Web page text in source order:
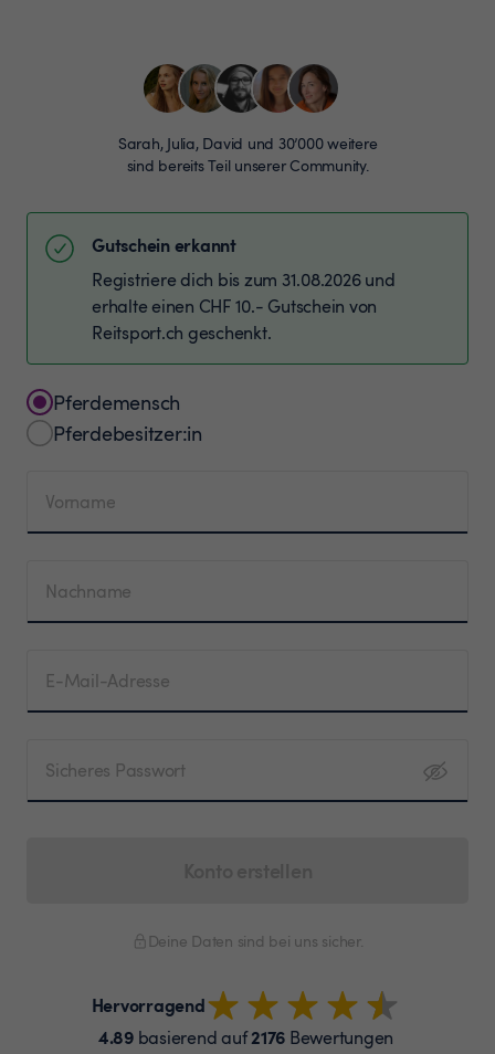
Sarah, Julia, David und 30’000 weitere
sind bereits Teil unserer Community.
Gutschein erkannt
Registriere dich bis zum 31.08.2026 und
erhalte einen CHF 10.- Gutschein von
Reitsport.ch geschenkt.
Pferdemensch
Pferdebesitzer:in
Vorname
Nachname
E-Mail-Adresse
Sicheres Passwort
Deine Daten sind bei uns sicher.
Hervorragend
4.89basierend auf2176 Bewertungen